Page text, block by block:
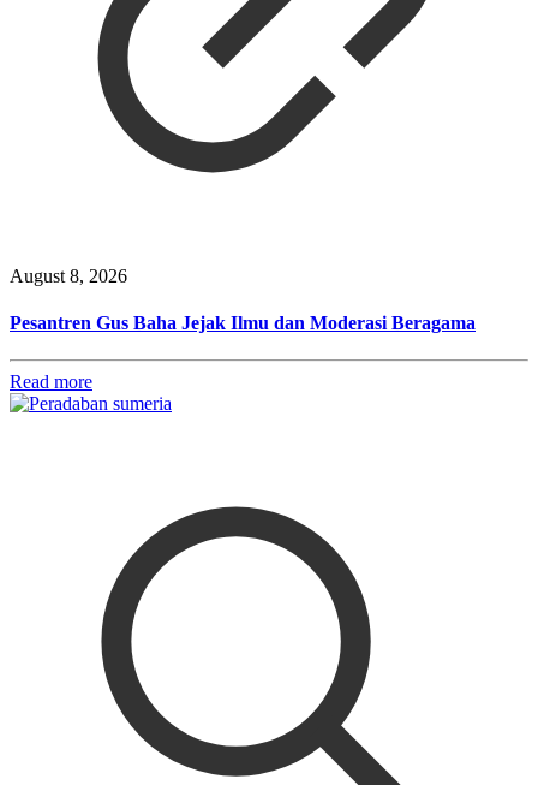
August 8, 2026
Pesantren Gus Baha Jejak Ilmu dan Moderasi Beragama
Read more